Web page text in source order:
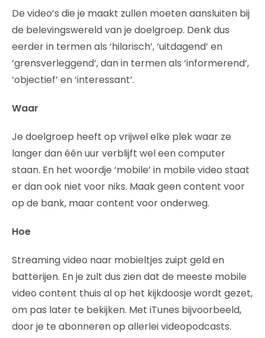
De video’s die je maakt zullen moeten aansluiten bij
de belevingswereld van je doelgroep. Denk dus
eerder in termen als ‘hilarisch’, ‘uitdagend’ en
‘grensverleggend’, dan in termen als ‘informerend’,
‘objectief’ en ‘interessant’.
Waar
Je doelgroep heeft op vrijwel elke plek waar ze
langer dan één uur verblijft wel een computer
staan. En het woordje ‘mobile’ in mobile video staat
er dan ook niet voor niks. Maak geen content voor
op de bank, maar content voor onderweg.
Hoe
Streaming video naar mobieltjes zuipt geld en
batterijen. En je zult dus zien dat de meeste mobile
video content thuis al op het kijkdoosje wordt gezet,
om pas later te bekijken. Met iTunes bijvoorbeeld,
door je te abonneren op allerlei videopodcasts.